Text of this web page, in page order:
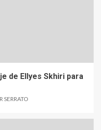
de Ellyes Skhiri para
SERRATO